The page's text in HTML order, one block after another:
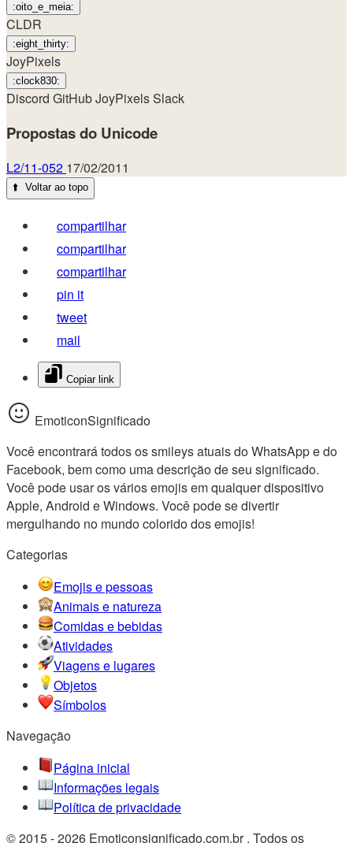
:oito_e_meia:
CLDR
:eight_thirty:
JoyPixels
:clock830:
Discord GitHubJoyPixelsSlack
Propostas do Unicode
L2/11-052 17/02/2011
⬆️ Voltar ao topo
compartilhar
compartilhar
compartilhar
pin it
tweet
mail
Copiar link
EmoticonSignificado
Você encontrará todos os smileys atuais do WhatsApp e do
Facebook, bem como uma descrição de seu significado.
Você pode usar os vários emojis em qualquer dispositivo
Apple, Android e Windows. Você pode se divertir
mergulhando no mundo colorido dos emojis!
Categorias
Emojis e pessoas
Animais e natureza
Comidas e bebidas
Atividades
Viagens e lugares
Objetos
Símbolos
Navegação
Página inicial
Informações legais
Política de privacidade
© 2015 - 2026 Emoticonsignificado.com.br . Todos os